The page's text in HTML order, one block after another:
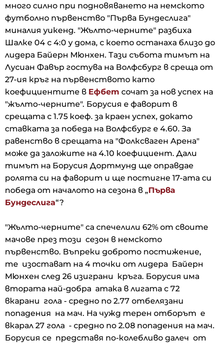
много силно при подновяването на немското
футболно първенство "Първа Бундеслига"
миналия уикенд. "Жълто-черните" разбиха
Шалке 04 с 4:0 у дома, с което останаха близо до
лидера Байерн Мюнхен. Тази събота тимът на
Лусиан Фавър гостува на Волфсбург в среща от
27-ия кръг на първенството като
коефициентите в Ефбет сочат за нов успех на
"жълто-черните". Борусия е фаворит в
срещата с 1.75 коеф. за краен успех, докато
ставката за победа на Волфсбург е 4.60. За
равенство в срещата на "Фолксваген Арена"
може да заложите на 4.10 коефициент. Дали
тимът на Борусия Дортмунд ще оправдае
ролята си на фаворит и ще постигне 17-ата си
победа от началото на сезона в „Първа
Бундеслига“?
"Жълто-черните" са спечелили 62% от своите
мачове през този сезон в немското
първенство. Въпреки доброто постижение,
те изостават на 4 точки от лидера Байерн
Мюнхен след 26 изиграни кръга. Борусия има
втората най-добра атака в лигата с 72
вкарани гола - средно по 2.77 отбелязани
попадения на мач. На чужд терен отборът е
вкарал 27 гола - средно по 2.08 попадения на мач.
Борусия се представя по-колебливо далеч от